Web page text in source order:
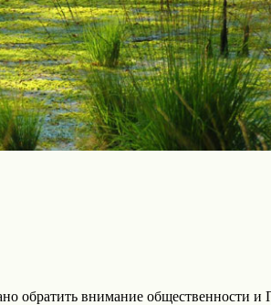
обратить внимание общественности и